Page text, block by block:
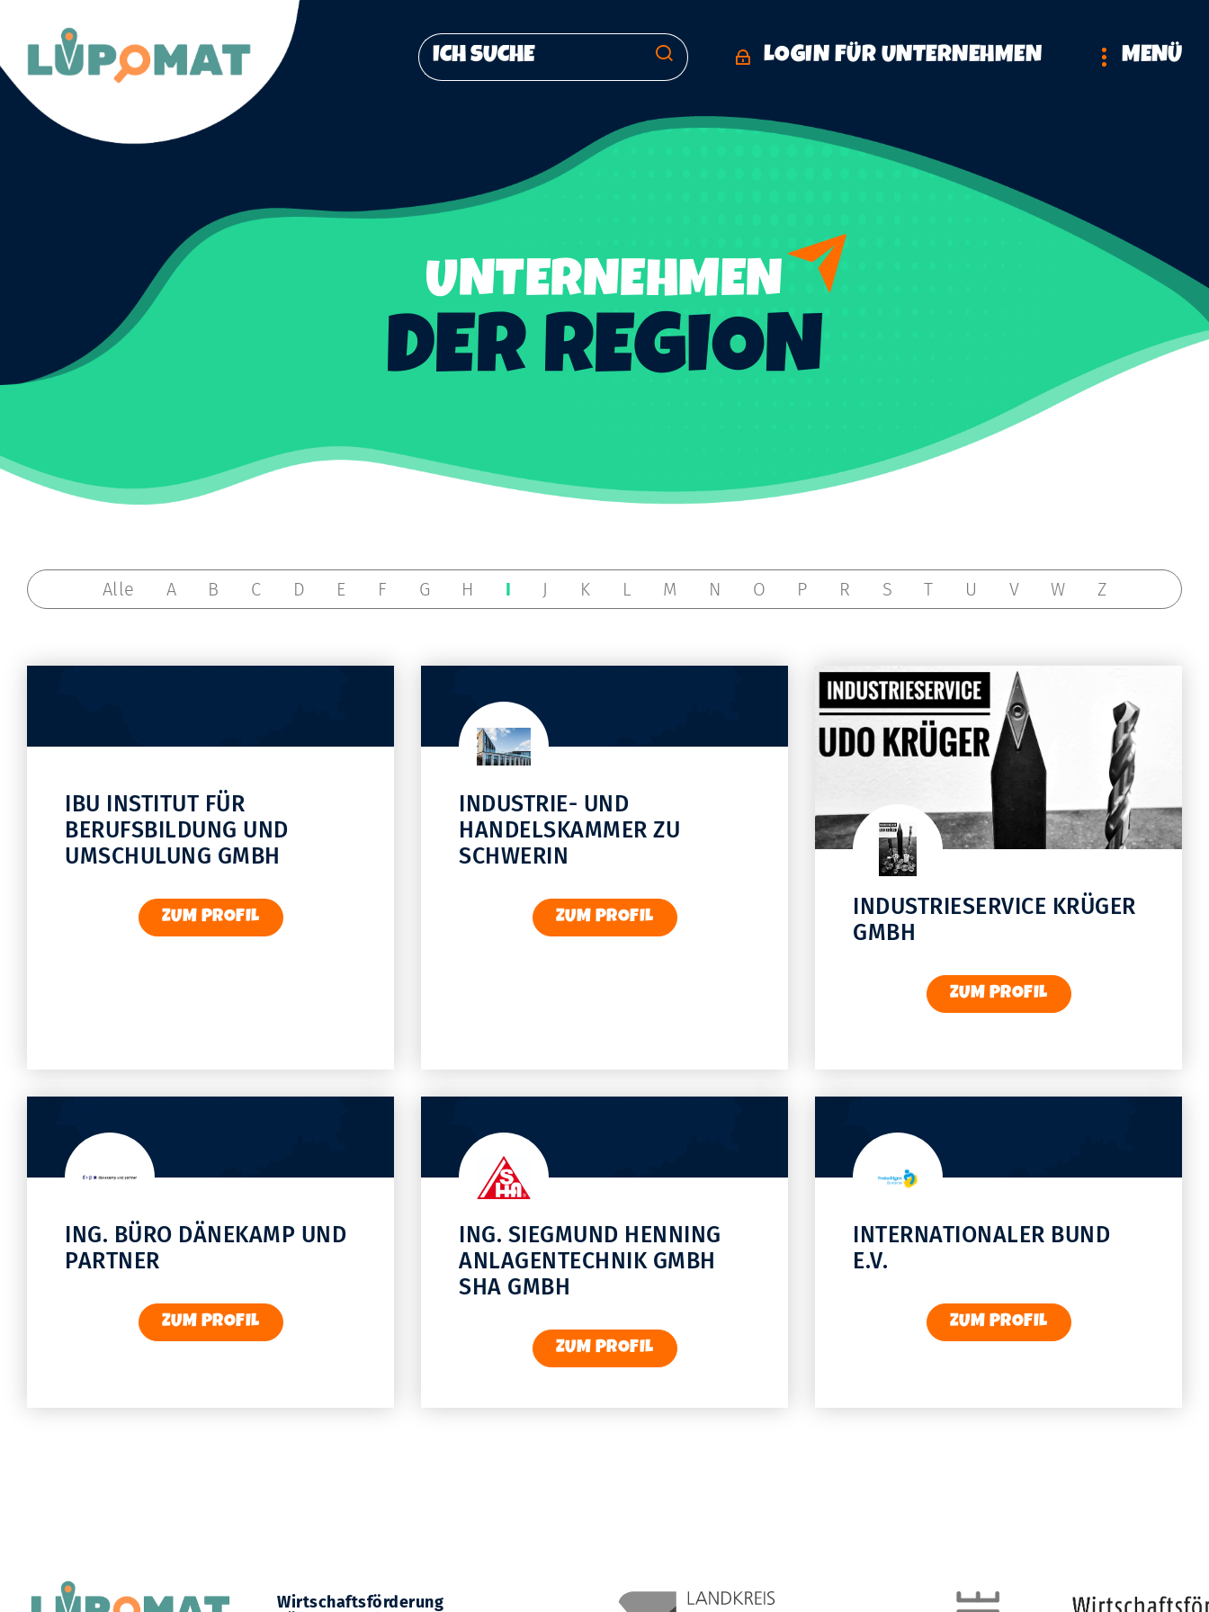
LOGIN FÜR UNTERNEHMEN MENÜ
UNTERNEHMEN
DER REGION
Alle A B C D E F G H I J K L M N O P R S T U V W Z
IBU INSTITUT FÜR
BERUFSBILDUNG UND
UMSCHULUNG GMBH
ZUM PROFIL
INDUSTRIE- UND
HANDELSKAMMER ZU
SCHWERIN
ZUM PROFIL
INDUSTRIESERVICE KRÜGER
GMBH
ZUM PROFIL
ING. BÜRO DÄNEKAMP UND
PARTNER
ZUM PROFIL
ING. SIEGMUND HENNING
ANLAGENTECHNIK GMBH
SHA GMBH
ZUM PROFIL
INTERNATIONALER BUND
E.V.
ZUM PROFIL
Wirtschaftsförderung